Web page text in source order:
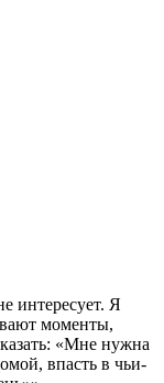
интересует. Я
моменты,
«Мне нужна
впасть в чьи-